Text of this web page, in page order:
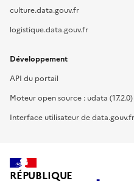
culture.data.gouv.fr
logistique.data.gouv.fr
Développement
API du portail
Moteur open source : udata (17.2.0)
Interface utilisateur de
RÉPUBLIQUE